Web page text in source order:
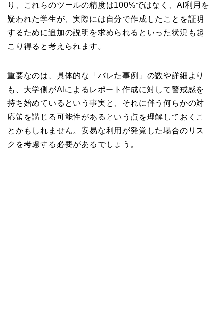
り、これらのツールの精度は100%ではなく、AI利用を
疑われた学生が、実際には自分で作成したことを証明
するために追加の説明を求められるといった状況も起
こり得ると考えられます。
重要なのは、具体的な「バレた事例」の数や詳細より
も、大学側がAIによるレポート作成に対して警戒感を
持ち始めているという事実と、それに伴う何らかの対
応策を講じる可能性があるという点を理解しておくこ
とかもしれません。安易な利用が発覚した場合のリス
クを考慮する必要があるでしょう。